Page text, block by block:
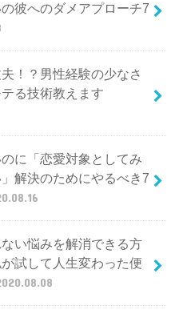
彼へのダメアプローチ7
！？男性経験の少なさ
る技術教えます
に「恋愛対象としてみ
解決のためにやるべき7
い悩みを解消できる方
試して人生変わった便